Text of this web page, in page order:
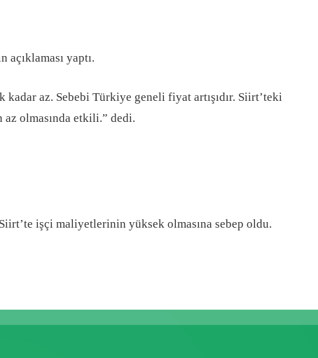
yaptı.
az. Sebebi Türkiye geneli fiyat artışıdır. Siirt’teki
olmasında etkili.” dedi.
işçi maliyetlerinin yüksek olmasına sebep oldu.